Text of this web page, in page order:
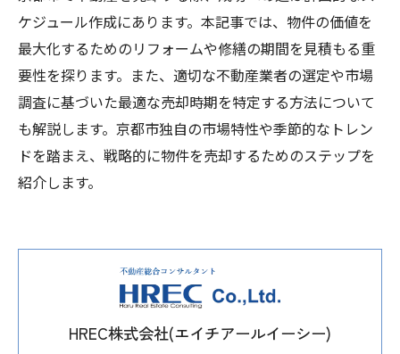
ケジュール作成にあります。本記事では、物件の価値を
最大化するためのリフォームや修繕の期間を見積もる重
要性を探ります。また、適切な不動産業者の選定や市場
調査に基づいた最適な売却時期を特定する方法について
も解説します。京都市独自の市場特性や季節的なトレン
ドを踏まえ、戦略的に物件を売却するためのステップを
紹介します。
HREC株式会社(エイチアールイーシー)